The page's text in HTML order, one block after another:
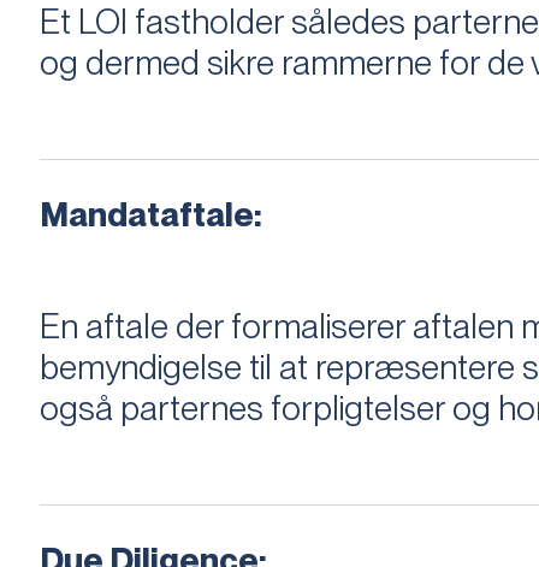
Et LOI fastholder således
og dermed sikre rammerne for de
Mandataftale:
En aftale der formaliserer
bemyndigelse til at repræsentere
også parternes forpligtelser og